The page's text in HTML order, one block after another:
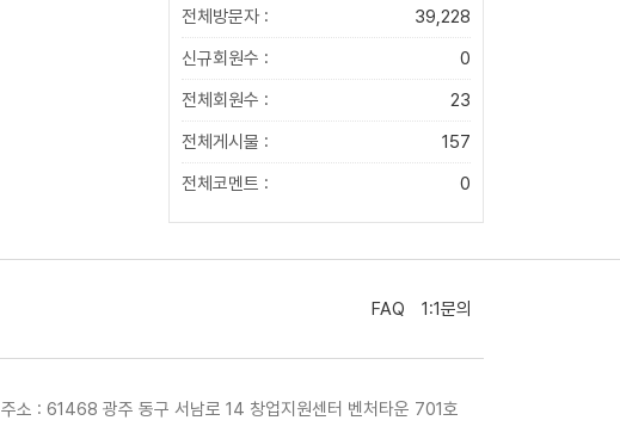
전체방문자 :
39,228
신규회원수 :
0
전체회원수 :
23
전체게시물 :
157
전체코멘트 :
0
FAQ 1:1문의
주소 : 61468 광주 동구 서남로 14 창업지원센터 벤처타운 701호